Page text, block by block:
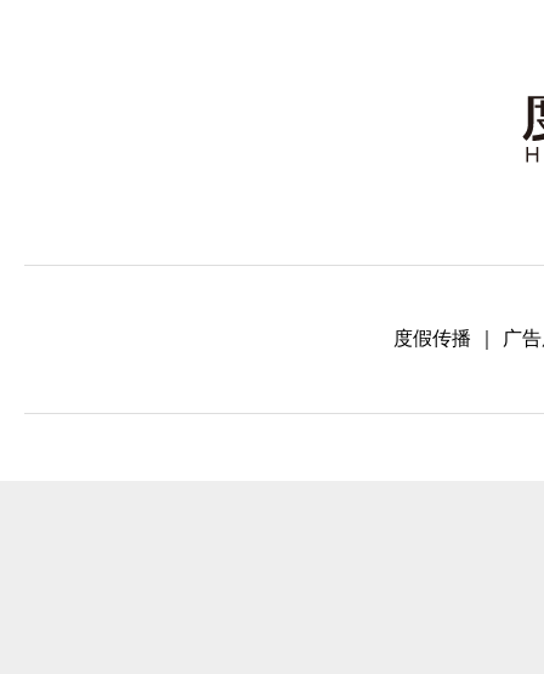
度假传播 广